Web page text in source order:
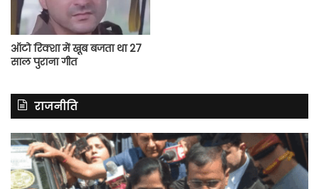
ऑटो रिक्शा में खूब बजता था 27
साल पुराना गीत
राजनीति